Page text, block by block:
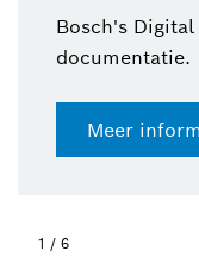
Bosch's
documentatie.
Meer
1 / 6